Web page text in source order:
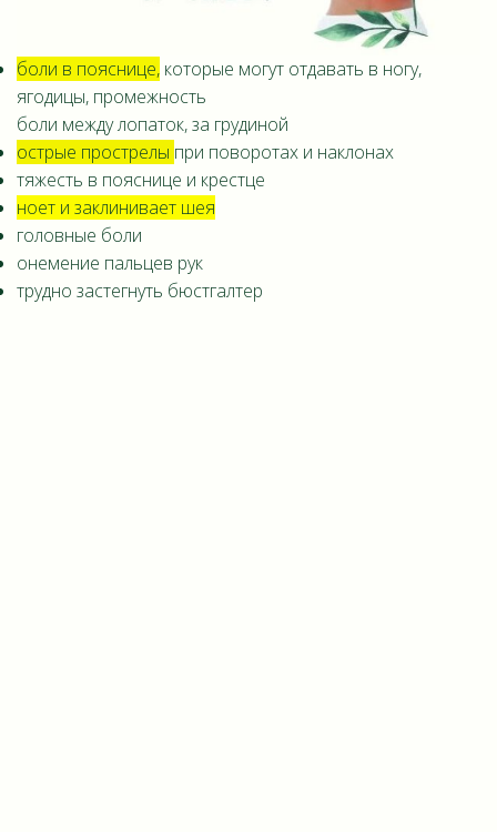
боли в пояснице, которые могут отдавать в ногу,
ягодицы, промежность
боли между лопаток, за грудиной
острые прострелы при поворотах и наклонах
тяжесть в пояснице и крестце
ноет и заклинивает шея
головные боли
онемение пальцев рук
трудно застегнуть бюстгалтер